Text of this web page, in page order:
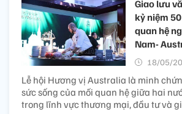
Giao lưu
kỷ niệm
quan hệ
Nam-
18/05/
Lễ hội Hương vị Australia là minh
sức sống của mối quan hệ giữa hai
trong lĩnh vực thương mại, đầu tư và